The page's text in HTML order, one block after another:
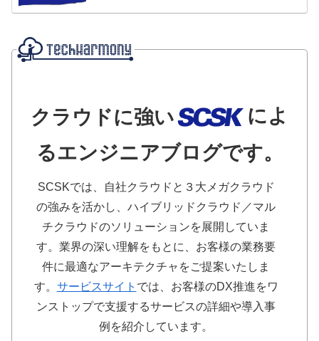
クラウドに強い
によ
るエンジニアブログです。
SCSKでは、自社クラウドと３大メガクラウド
の強みを活かし、ハイブリッドクラウド／マル
チクラウドのソリューションを展開していま
す。業界の深い理解をもとに、お客様の業務要
件に最適なアーキテクチャをご提案いたしま
す。 サービスサイト では、お客様のDX推進をワ
ンストップで支援するサービスの詳細や導入事
例を紹介しています。